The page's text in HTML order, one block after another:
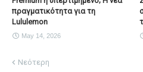
πραγματικότητα για τη
Lululemon
May 14, 2026
Νεότερη